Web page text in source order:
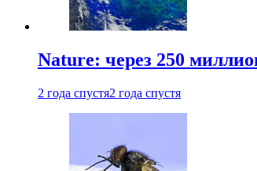
Nature: через 250
2 года спустя2 года спустя